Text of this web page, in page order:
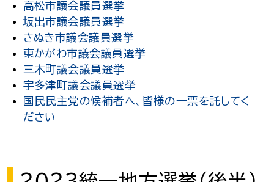
高松市議会議員選挙
坂出市議会議員選挙
さぬき市議会議員選挙
東かがわ市議会議員選挙
三木町議会議員選挙
宇多津町議会議員選挙
国民民主党の候補者へ、皆様の一票を託してく
ださい